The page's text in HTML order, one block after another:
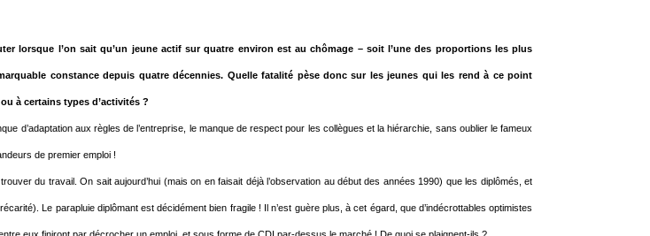
lorsque l’on sait qu’un jeune actif sur quatre environ est au chômage – soit l’une des proportions les plus
constance depuis quatre décennies. Quelle fatalité pèse donc sur les jeunes qui les rend à ce point
à certains types d’activités ?
d’adaptation aux règles de l’entreprise, le manque de respect pour les collègues et la hiérarchie, sans oublier le fameux
de premier emploi !
du travail. On sait aujourd’hui (mais on en faisait déjà l’observation au début des années 1990) que les diplômés, et
Le parapluie diplômant est décidément bien fragile ! Il n’est guère plus, à cet égard, que d’indécrottables optimistes